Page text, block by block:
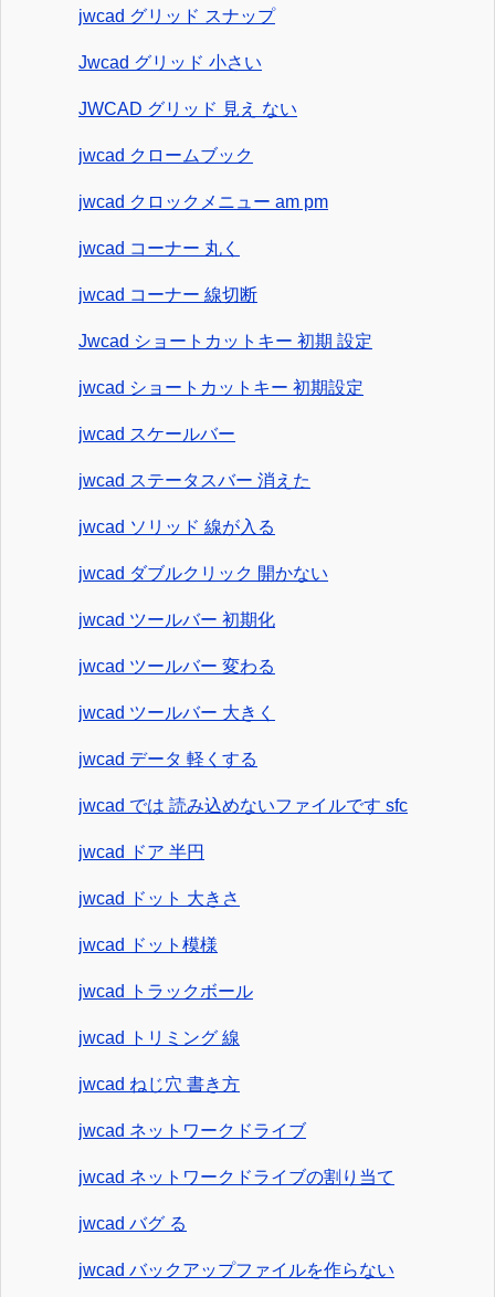
jwcad グリッド スナップ
Jwcad グリッド 小さい
JWCAD グリッド 見え ない
jwcad クロームブック
jwcad クロックメニュー am pm
jwcad コーナー 丸く
jwcad コーナー 線切断
Jwcad ショートカットキー 初期 設定
jwcad ショートカットキー 初期設定
jwcad スケールバー
jwcad ステータスバー 消えた
jwcad ソリッド 線が入る
jwcad ダブルクリック 開かない
jwcad ツールバー 初期化
jwcad ツールバー 変わる
jwcad ツールバー 大きく
jwcad データ 軽くする
jwcad では 読み込めないファイルです sfc
jwcad ドア 半円
jwcad ドット 大きさ
jwcad ドット模様
jwcad トラックボール
jwcad トリミング 線
jwcad ねじ穴 書き方
jwcad ネットワークドライブ
jwcad ネットワークドライブの割り当て
jwcad バグ る
jwcad バックアップファイルを作らない